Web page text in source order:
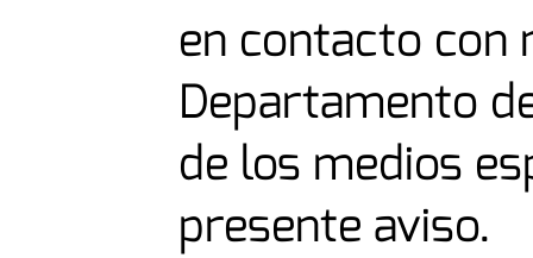
en contacto con
Departamento
de los medios
presente aviso.